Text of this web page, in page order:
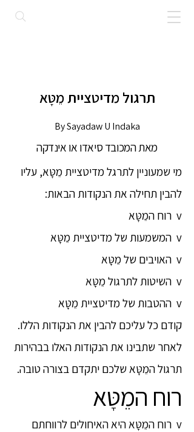
תרגול מדיטציית מֵטָּא
By Sayadaw U Indaka
מאת המכובד סיאדו או אינדקה
מי שמעוניין לתרגל מדיטציית מֵטָּא, עליו
להבין תחילה את הנקודות הבאות:
v רוח המֵטָּא
v המשמעות של מדיטציית מֵטָּא
v האויבים של מֵטָּא
v השיטות לתרגול מֵטָּא
v ההטבות של מדיטציית מֵטָּא
קודם כל עליכם להבין את הנקודות הללו.
לאחר שתבינו את הנקודות האלו בבהירות
תרגול המֵטָּא שלכם יתקדם בצורה טובה.
רוח המֵטָּא
v רוח המֵטָּא היא האיחולים לרווחתם